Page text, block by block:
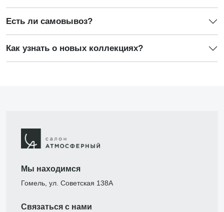
Есть ли самовывоз?
Как узнать о новых коллекциях?
Мы находимся
Гомель, ул. Советская 138А
Связаться с нами